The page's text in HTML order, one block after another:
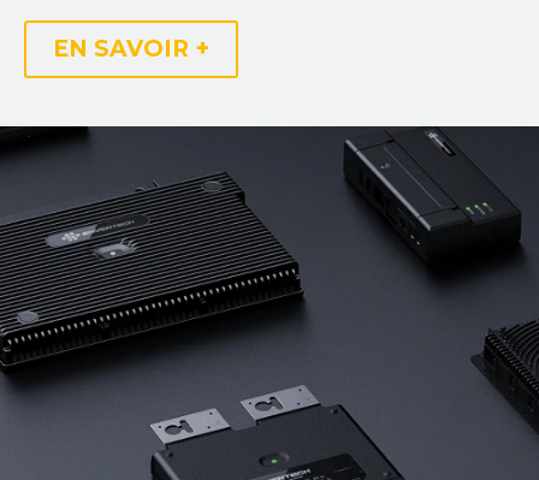
EN SAVOIR +